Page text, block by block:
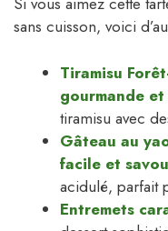
sans cuisson, voici
Tiramisu
gourmande
tiramisu avec
Gâteau au
facile et
acidulé, parfait
Entremets